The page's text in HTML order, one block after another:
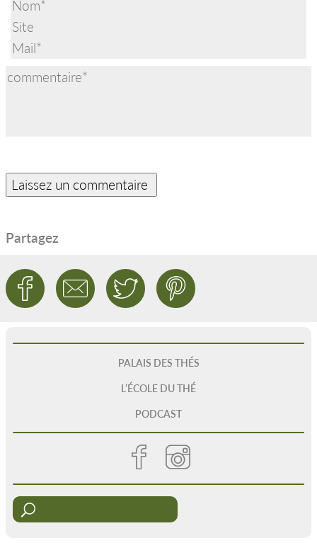
Partagez
PALAIS DES THÉS
L’ÉCOLE DU THÉ
PODCAST